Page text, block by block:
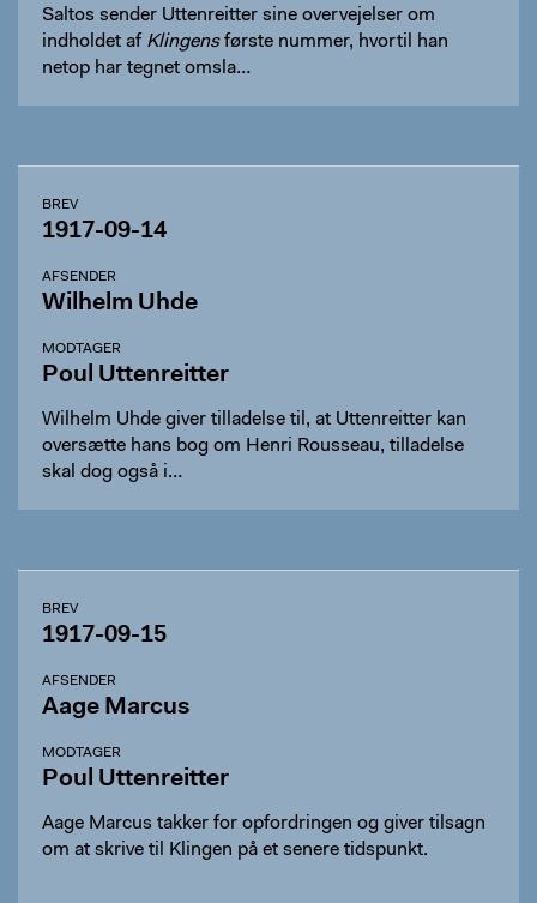
Saltos sender Uttenreitter sine overvejelser om
indholdet af Klingensførste nummer, hvortil han
netop har tegnet omsla…
BREV
1917-09-14
AFSENDER
Wilhelm Uhde
MODTAGER
Poul Uttenreitter
Wilhelm Uhde giver tilladelse til, at Uttenreitter kan
oversætte hans bog om Henri Rousseau, tilladelse
skal dog også i…
BREV
1917-09-15
AFSENDER
Aage Marcus
MODTAGER
Poul Uttenreitter
Aage Marcus takker for opfordringen og giver tilsagn
om at skrive til Klingen på et senere tidspunkt.